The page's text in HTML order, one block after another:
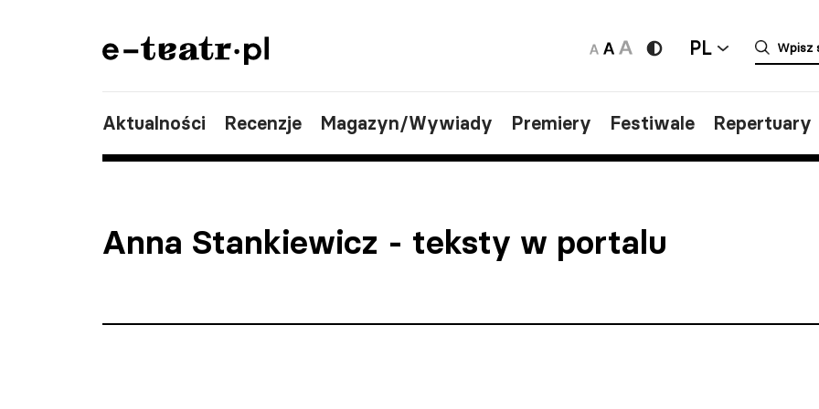
PL
Aktualności Recenzje Magazyn/Wywiady Premiery Festiwale Repertuary
Anna Stankiewicz - teksty w portalu